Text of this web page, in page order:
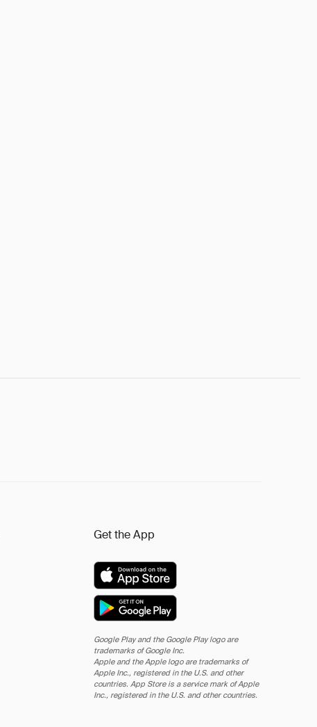
Get the App
Google Play and the Google Play logo are
trademarks of Google Inc.
Apple and the Apple logo are trademarks of
Apple Inc., registered in the U.S. and other
countries. App Store is a service mark of Apple
Inc., registered in the U.S. and other countries.